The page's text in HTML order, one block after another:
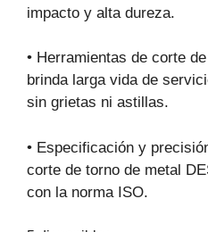
impacto y alta dureza.
• Herramientas de corte
brinda larga vida de
sin grietas ni astillas.
• Especificación y
corte de torno de metal
con la norma ISO.